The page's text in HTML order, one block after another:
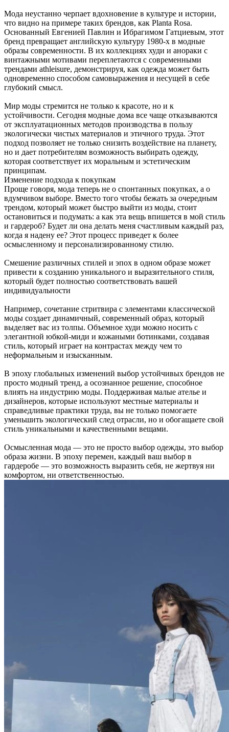
Мода неустанно черпает вдохновение в культуре и истории,
что видно на примере таких брендов, как Planta Rosa.
Основанный Евгенией Павлин и Ибрагимом Гатциевым, этот
бренд превращает английскую культуру 1980-х в модные
образы современности. В их коллекциях худи и анораки с
винтажными мотивами переплетаются с современными
трендами athleisure, демонстрируя, как одежда может быть
одновременно способом самовыражения и несущей в себе
глубокий смысл.
Мир моды стремится не только к красоте, но и к
устойчивости. Сегодня модные дома все чаще отказываются
от эксплуатационных методов производства в пользу
экологически чистых материалов и этичного труда. Этот
подход позволяет не только снизить воздействие на планету,
но и дает потребителям возможность выбирать одежду,
которая соответствует их моральным и эстетическим
принципам.
Изменение подхода к покупкам
Проще говоря, мода теперь не о спонтанных покупках, а о
вдумчивом выборе. Вместо того чтобы бежать за очередным
трендом, который может быстро выйти из моды, стоит
остановиться и подумать: а как эта вещь впишется в мой стиль
и гардероб? Будет ли она делать меня счастливым каждый раз,
когда я надену ее? Этот процесс приведет к более
осмысленному и персонализированному стилю.
Смешение различных стилей и эпох в одном образе может
привести к созданию уникального и выразительного стиля,
который будет полностью соответствовать вашей
индивидуальности
Например, сочетание стритвира с элементами классической
моды создает динамичный, современный образ, который
выделяет вас из толпы. Объемное худи можно носить с
элегантной юбкой-миди и кожаными ботинками, создавая
стиль, который играет на контрастах между чем то
неформальным и изысканным.
В эпоху глобальных изменений выбор устойчивых брендов не
просто модный тренд, а осознанное решение, способное
влиять на индустрию моды. Поддерживая малые ателье и
дизайнеров, которые используют местные материалы и
справедливые практики труда, вы не только помогаете
уменьшить экологический след отрасли, но и обогащаете свой
стиль уникальными и качественными вещами.
Осмысленная мода — это не просто выбор одежды, это выбор
образа жизни. В эпоху перемен, каждый ваш выбор в
гардеробе — это возможность выразить себя, не жертвуя ни
комфортом, ни ответственностью.